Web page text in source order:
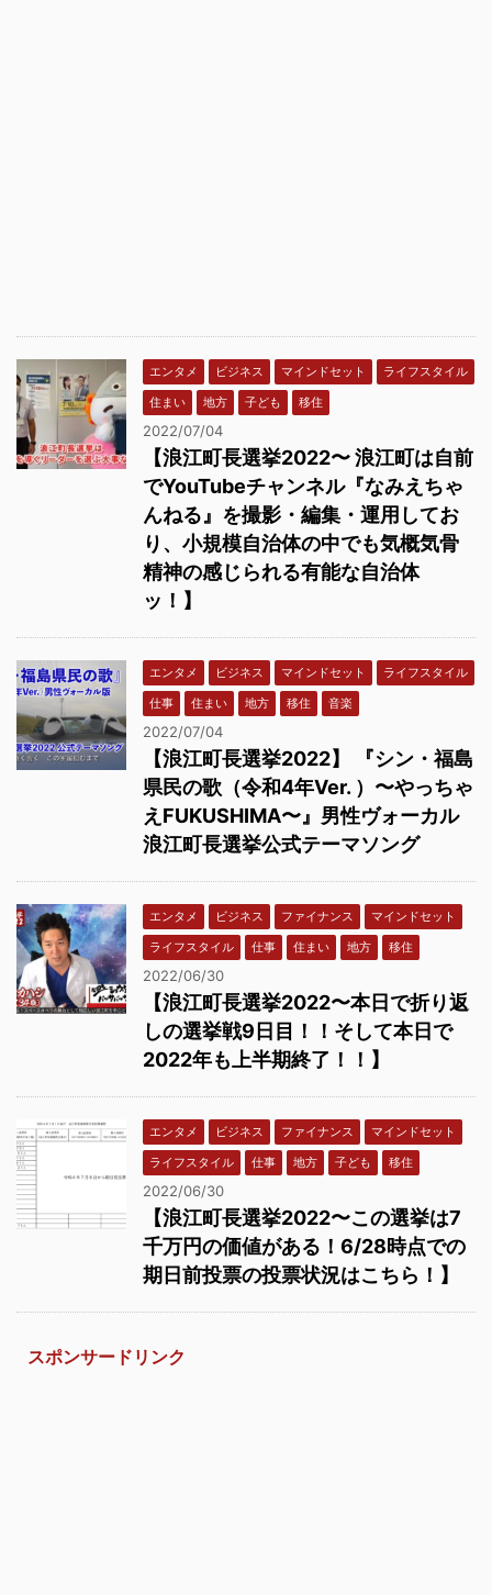
エンタメ ビジネス マインドセット
ライフスタイル
住まい
地方 子ども 移住
2022/07/04
【浪江町長選挙2022〜 浪江町は自前
でYouTubeチャンネル『なみえちゃ
んねる』を撮影・編集・運用してお
り、小規模自治体の中でも気概気骨
精神の感じられる有能な自治体
ッ！】
エンタメ ビジネス マインドセット
ライフスタイル
仕事
住まい 地方 移住 音楽
2022/07/04
【浪江町長選挙2022】 『シン・福島
県民の歌（令和4年Ver. ）〜やっちゃ
えFUKUSHIMA〜』男性ヴォーカル
浪江町長選挙公式テーマソング
エンタメ ビジネス ファイナンス
マインドセット
ライフスタイル
仕事 住まい 地方 移住
2022/06/30
【浪江町長選挙2022〜本日で折り返
しの選挙戦9日目！！そして本日で
2022年も上半期終了！！】
エンタメ ビジネス ファイナンス
マインドセット
ライフスタイル
仕事 地方 子ども 移住
2022/06/30
【浪江町長選挙2022〜この選挙は7
千万円の価値がある！6/28時点での
期日前投票の投票状況はこちら！】
スポンサードリンク